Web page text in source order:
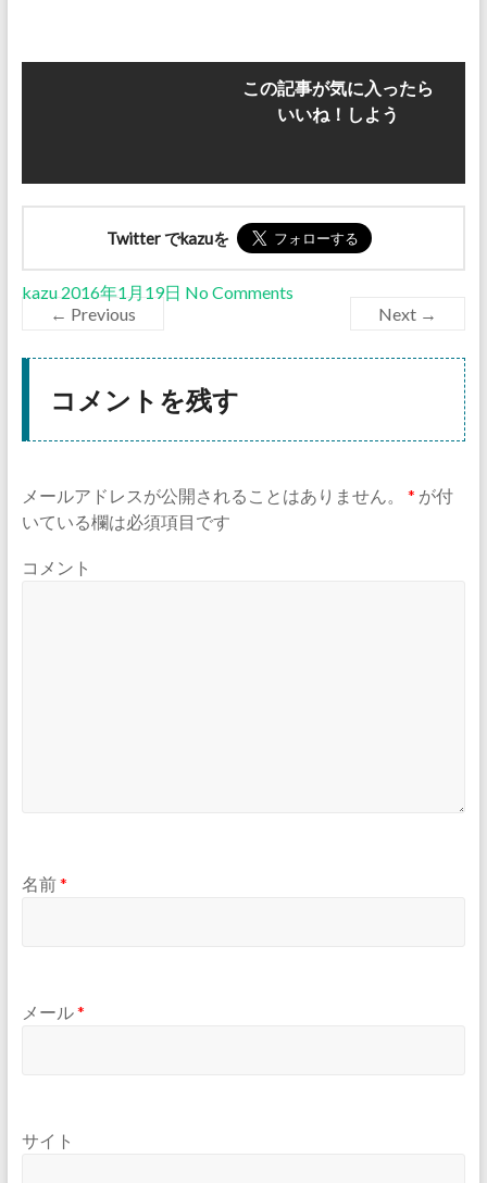
この記事が気に入ったら
いいね！しよう
Twitter でkazuを
kazu 2016年1月19日 No Comments
← Previous
Next →
コメントを残す
メールアドレスが公開されることはありません。 * が付
いている欄は必須項目です
コメント
名前*
メール*
サイト